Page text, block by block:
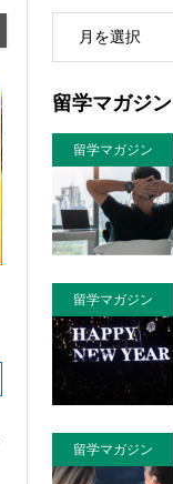
留学マガジン
留学マガジン
留学マガジン
留学マガジン